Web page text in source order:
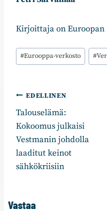
Kirjoittaja on
Avainsanat:
#Eurooppa-verkosto #
Artikkelien
selaus
EDELLINEN
Talouselämä:
Kokoomus julkaisi
Vestmanin johdolla
laaditut keinot
sähkökriisiin
Vastaa